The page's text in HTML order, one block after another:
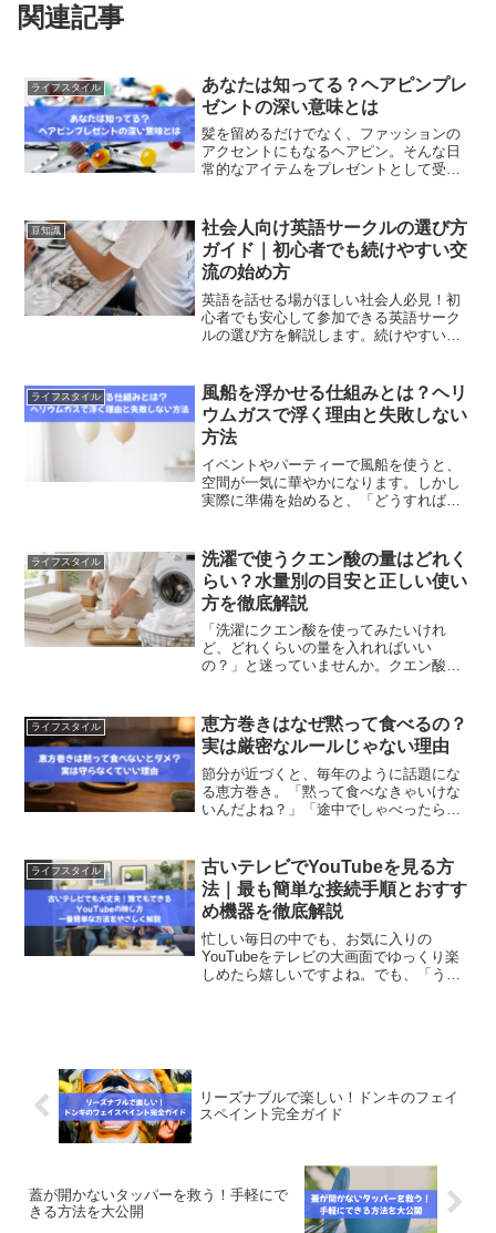
関連記事
ライフスタイル
あなたは知ってる？ヘアピンプレ
ゼントの深い意味とは
髪を留めるだけでなく、ファッションの
アクセントにもなるヘアピン。そんな日
常的なアイテムをプレゼントとして受け
ピンには「特別な想い」や「相手との関
係性」を象徴する深い意味...
豆知識
社会人向け英語サークルの選び方
ガイド｜初心者でも続けやすい交
流の始め方
英語を話せる場がほしい社会人必見！初
心者でも安心して参加できる英語サーク
ルの選び方を解説します。続けやすいサ
すコツも紹介。
ライフスタイル
風船を浮かせる仕組みとは？ヘリ
ウムガスで浮く理由と失敗しない
方法
イベントやパーティーで風船を使うと、
空間が一気に華やかになります。しかし
実際に準備を始めると、「どうすれば風
なくありません。風船を浮かせるために
は、正しい仕組みを理解し...
ライフスタイル
洗濯で使うクエン酸の量はどれく
らい？水量別の目安と正しい使い
方を徹底解説
「洗濯にクエン酸を使ってみたいけれ
ど、どれくらいの量を入れればいい
の？」と迷っていませんか。クエン酸
ア由来のニオイ対策をサポートしてくれ
る便利なアイテムです。しかし、入...
ライフスタイル
恵方巻きはなぜ黙って食べるの？
実は厳密なルールじゃない理由
節分が近づくと、毎年のように話題にな
る恵方巻き。「黙って食べなきゃいけな
いんだよね？」「途中でしゃべったら縁
過ごしている方も多いのではないでしょ
うか。実は、恵方巻きの食...
ライフスタイル
古いテレビでYouTubeを見る方
法｜最も簡単な接続手順とおすす
め機器を徹底解説
忙しい毎日の中でも、お気に入りの
YouTubeをテレビの大画面でゆっくり楽
しめたら嬉しいですよね。でも、「うち
リーズナブルで楽しい！ドンキのフェイ
スペイント完全ガイド
蓋が開かないタッパーを救う！手軽にで
きる方法を大公開